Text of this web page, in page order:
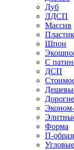
Дуб
ЛДСП
Массив
Пластик
Шпон
С
ДСП
Дорогие
Форма
П-
Угловые